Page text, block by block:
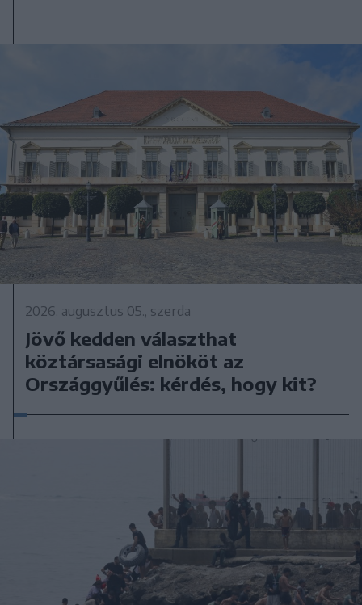
2026. augusztus 05., szerda
Jövő kedden választhat
köztársasági elnököt az
Országgyűlés: kérdés, hogy kit?